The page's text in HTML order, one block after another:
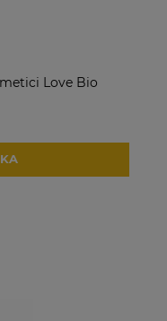
Love Bio